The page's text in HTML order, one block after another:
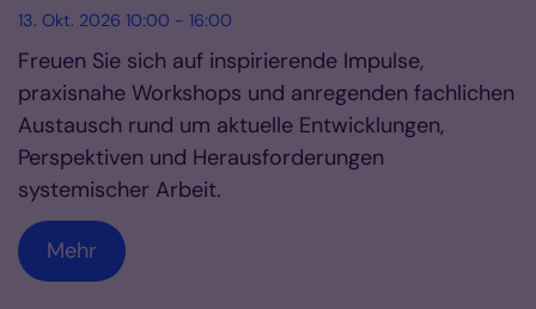
13. Okt. 2026 10:00 - 16:00
Freuen Sie sich auf inspirierende Impulse,
praxisnahe Workshops und anregenden fachlichen
Austausch rund um aktuelle Entwicklungen,
Perspektiven und Herausforderungen
systemischer Arbeit.
Mehr